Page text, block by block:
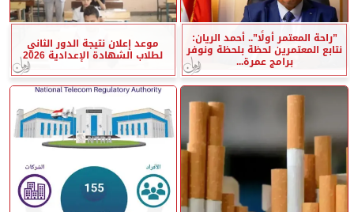
”راحة المعتمر أولًا”.. أحمد الريان:
نتابع المعتمرين لحظة بلحظة ونوفر
برامج عمرة...
موعد إعلان نتيجة الدور الثاني
لطلاب الشهادة الإعدادية 2026